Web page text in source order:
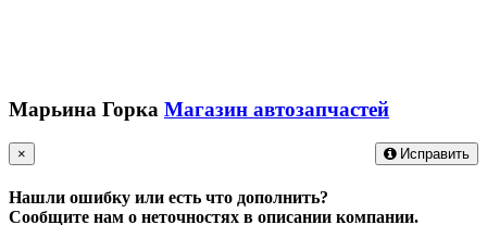
Марьина Горка Магазин автозапчастей
Исправить
×
Нашли ошибку или есть что дополнить?
Сообщите нам о неточностях в описании компании.